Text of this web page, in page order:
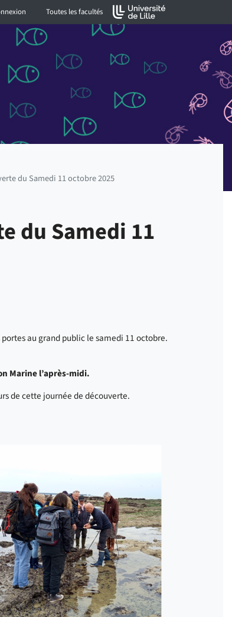
Toutes les facultés
du Samedi 11 octobre 2025
du Samedi 11
au grand public le samedi 11 octobre.
Marine l’après-midi.
de cette journée de découverte.